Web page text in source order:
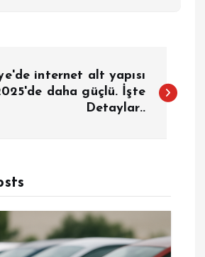
internet alt yapısı
daha güçlü. İşte
Detaylar..